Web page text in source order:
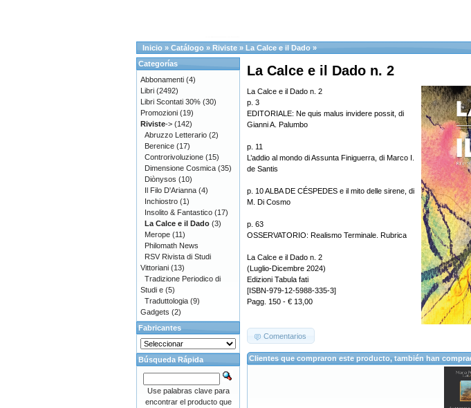
Inicio » Catálogo » Riviste » La Calce e il Dado »
La Calce e il Dado n. 2
La Calce e il Dado n. 2
p. 3
EDITORIALE: Ne quis malus invidere possit, di
Gianni A. Palumbo
p. 11
L’addio al mondo di Assunta Finiguerra, di Marco I.
de Santis
p. 10 ALBA DE CÉSPEDES e il mito delle sirene, di
M. Di Cosmo
p. 63
OSSERVATORIO: Realismo Terminale. Rubrica
La Calce e il Dado n. 2
(Luglio-Dicembre 2024)
Edizioni Tabula fati
[ISBN-979-12-5988-335-3]
Pagg. 150 - € 13,00
Comentarios
Clientes que compraron este producto, también han
Categorías
Abbonamenti (4)
Libri (2492)
Libri Scontati 30% (30)
Promozioni (19)
Riviste-> (142)
Abruzzo Letterario (2)
Berenice (17)
Controrivoluzione (15)
Dimensione Cosmica (35)
Diònysos (10)
Il Filo D'Arianna (4)
Inchiostro (1)
Insolito & Fantastico (17)
La Calce e il Dado (3)
Merope (11)
Philomath News
RSV Rivista di Studi
Vittoriani (13)
Tradizione Periodico di
Studi e (5)
Traduttologia (9)
Gadgets (2)
Fabricantes
Búsqueda Rápida
Use palabras clave para
encontrar el producto que